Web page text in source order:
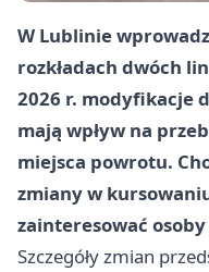
W Lublinie
rozkładach dwóch
2026 r. modyfikacje
mają wpływ na
miejsca powrotu.
zmiany w
zainteresować
Szczegóły zmian